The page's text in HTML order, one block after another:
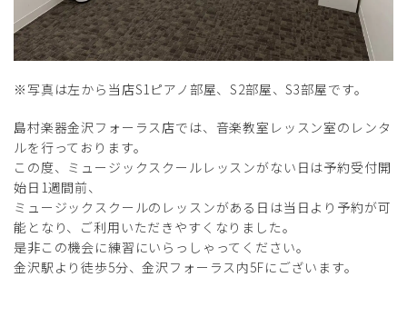
※写真は左から当店S1ピアノ部屋、S2部屋、S3部屋です。
島村楽器金沢フォーラス店では、音楽教室レッスン室のレンタ
ルを行っております。
この度、ミュージックスクールレッスンがない日は予約受付開
始日1週間前、
ミュージックスクールのレッスンがある日は当日より予約が可
能となり、ご利用いただきやすくなりました。
是非この機会に練習にいらっしゃってください。
金沢駅より徒歩5分、金沢フォーラス内5Fにございます。